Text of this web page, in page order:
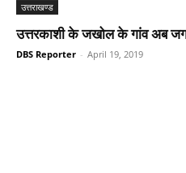
उत्तराखण्ड
उत्तरकाशी के जखोल के गांव अब
DBS Reporter - April 19, 2019